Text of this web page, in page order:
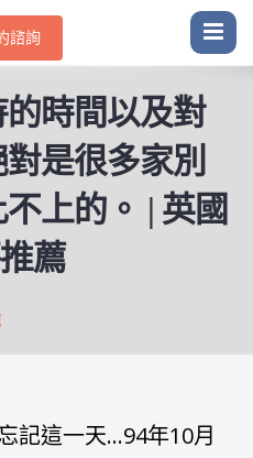
諮詢
時間以及對
是很多家別
上的。 | 英國
薦
記這一天…94年10月